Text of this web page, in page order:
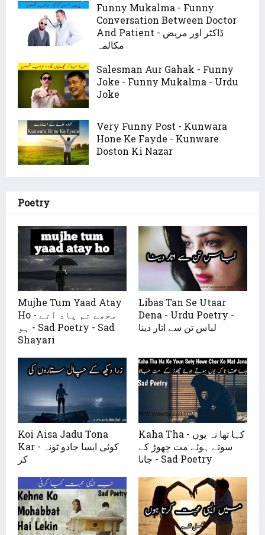
Funny Mukalma - Funny
Conversation Between Doctor
And Patient - ڈاکٹر اور مریض
مکالمہ
Salesman Aur Gahak - Funny
Joke - Funny Mukalma - Urdu
Joke
Very Funny Post - Kunwara
Hone Ke Fayde - Kunware
Doston Ki Nazar
Poetry
Mujhe Tum Yaad Atay
Ho - مجھے تم یاد آتے
ہو - Sad Poetry - Sad
Shayari
Libas Tan Se Utaar
Dena - Urdu Poetry -
لباس تن سے اتار دینا
Koi Aisa Jadu Tona
Kar - کوئی ایسا جادو ٹونہ
کر
Kaha Tha - کہا تھا نہ یوں
سوتے ہوئے مت چھوڑ کے
جانا - Sad Poetry